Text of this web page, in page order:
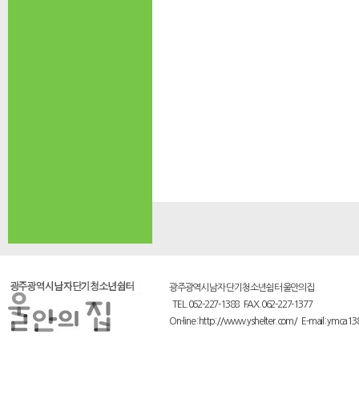
광주광역시 남자 단기 청소년쉼터 울안의집
TEL.062-227-1388 FAX.062-227-1377
On-line : http://www.yshelter.com/ E-mail :